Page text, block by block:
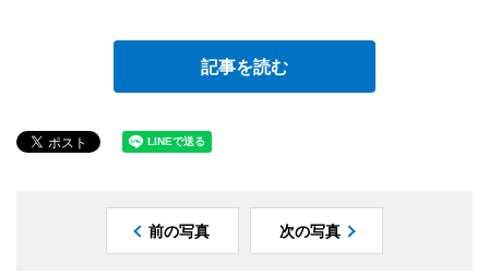
記事を読む
前の写真 次の写真